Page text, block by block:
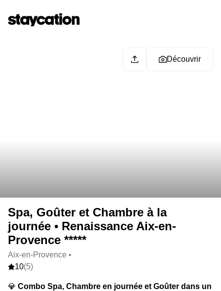
Découvrir
Spa, Goûter et Chambre à la
journée • Renaissance Aix-en-
Provence *****
Aix-en-Provence •
10(5)
💎 Combo Spa, Chambre en journée et Goûter dans un